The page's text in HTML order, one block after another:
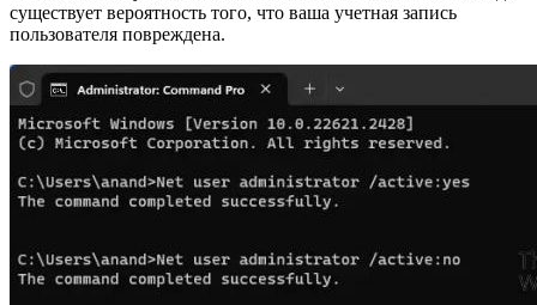
существует вероятность того, что ваша учетная запись
пользователя повреждена.